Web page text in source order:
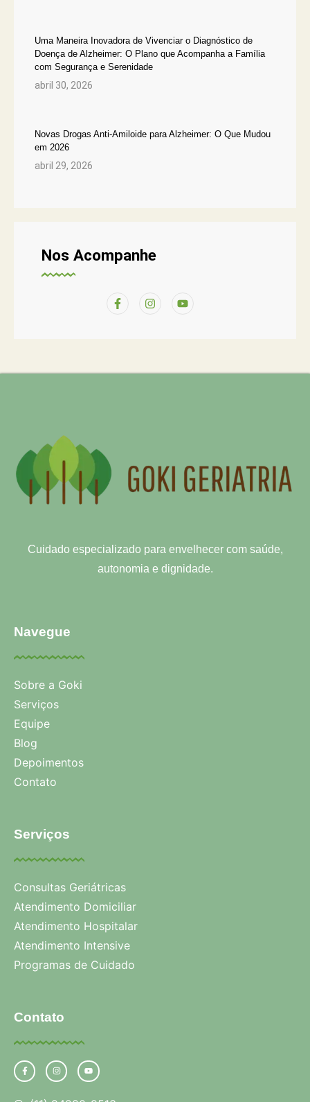
Uma Maneira Inovadora de Vivenciar o Diagnóstico de
Doença de Alzheimer: O Plano que Acompanha a Família
com Segurança e Serenidade
abril 30, 2026
Novas Drogas Anti-Amiloide para Alzheimer: O Que Mudou
em 2026
abril 29, 2026
Nos Acompanhe
Cuidado especializado para envelhecer com saúde,
autonomia e dignidade.
Navegue
Sobre a Goki
Serviços
Equipe
Blog
Depoimentos
Contato
Serviços
Consultas Geriátricas
Atendimento Domiciliar
Atendimento Hospitalar
Atendimento Intensive
Programas de Cuidado
Contato